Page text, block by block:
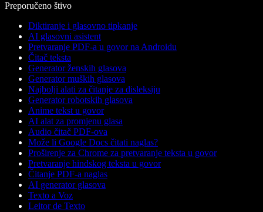
Preporučeno štivo
Diktiranje i glasovno tipkanje
AI glasovni asistent
Pretvaranje PDF-a u govor na Androidu
Čitač teksta
Generator ženskih glasova
Generator muških glasova
Najbolji alati za čitanje za disleksiju
Generator robotskih glasova
Anime tekst u govor
AI alat za promjenu glasa
Audio čitač PDF-ova
Može li Google Docs čitati naglas?
Proširenje za Chrome za pretvaranje teksta u govor
Pretvaranje hindskog teksta u govor
Čitanje PDF-a naglas
AI generator glasova
Texto a Voz
Leitor de Texto